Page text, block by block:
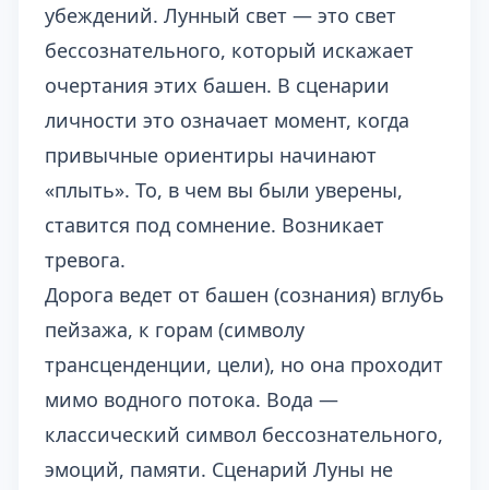
убеждений. Лунный свет — это свет
бессознательного, который искажает
очертания этих башен. В сценарии
личности это означает момент, когда
привычные ориентиры начинают
«плыть». То, в чем вы были уверены,
ставится под сомнение. Возникает
тревога.
Дорога ведет от башен (сознания) вглубь
пейзажа, к горам (символу
трансценденции, цели), но она проходит
мимо водного потока. Вода —
классический символ бессознательного,
эмоций, памяти. Сценарий Луны не